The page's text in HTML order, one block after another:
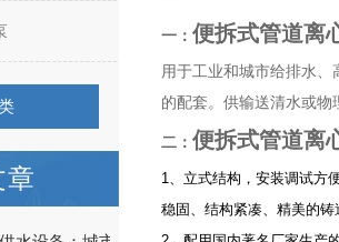
章
一： 便拆式管道离
用于工业和城市给排水
的配套。供输送清水或
二： 便拆式管道离
1、立式结构，安装调试方
稳固、结构紧凑、精美的